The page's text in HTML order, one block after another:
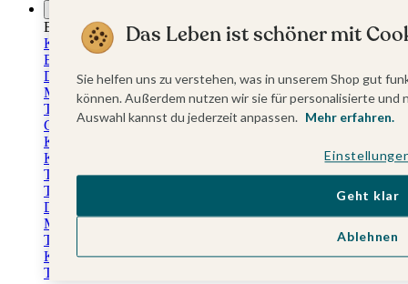
Eventplattform
Kommunionskarten
Einladungskarten Kommunion
Danksagung Kommunion
Menükarten Kommunion
Tischkarten Kommunion
Gästebuch Kommunion
Kerzen Kommunion
Kartenbox Kommunion
Taufkarten
Taufeinladungen
Dankeskarten Taufe
Menükarten Taufe
Tischkarten Taufe
Kirchenheft Taufe
Taufkerzen
Das Leben ist schöner mit
Sie helfen uns zu verstehen, was in unserem Shop gut
können. Außerdem nutzen wir sie für personalisierte
Auswahl kannst du jederzeit anpassen. Mehr erfahren.
Ablehnen
Geht klar